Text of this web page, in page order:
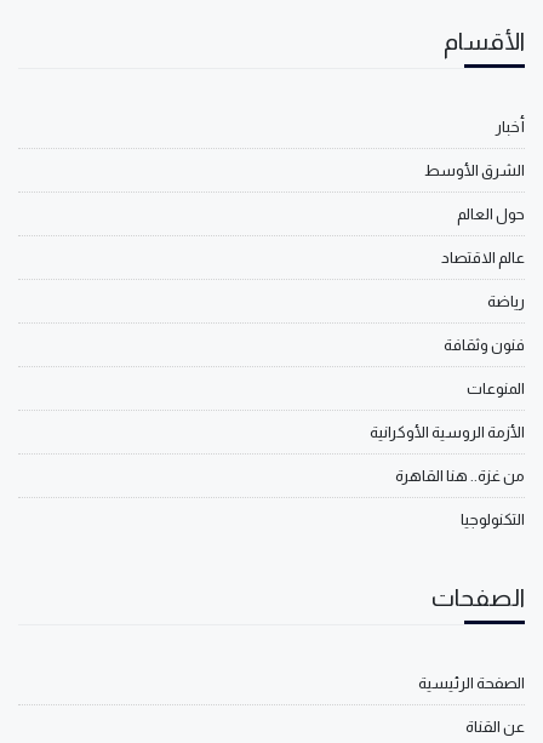
الأقسام
أخبار
الشرق الأوسط
حول العالم
عالم الاقتصاد
رياضة
فنون وثقافة
المنوعات
الأزمة الروسية الأوكرانية
من غزة.. هنا القاهرة
التكنولوجيا
الصفحات
الصفحة الرئيسية
عن القناة